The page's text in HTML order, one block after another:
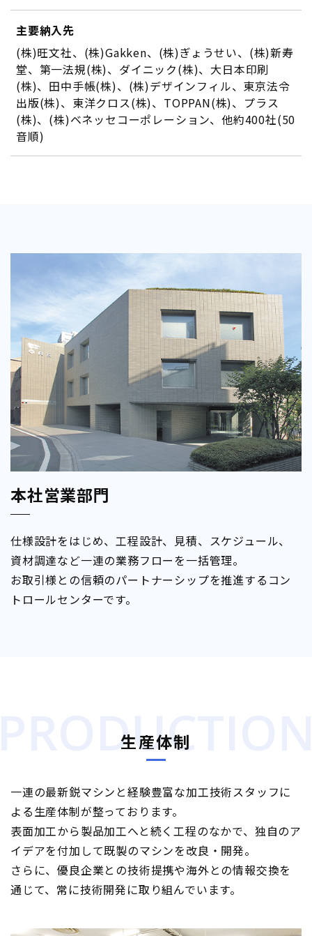
主要納入先
(株)旺文社、(株)Gakken、(株)ぎょうせい、(株)新寿
堂、第一法規(株)、ダイニック(株)、大日本印刷
(株)、田中手帳(株)、(株)デザインフィル、東京法令
出版(株)、東洋クロス(株)、TOPPAN(株)、プラス
(株)、(株)ベネッセコーポレーション、他約400社(50
音順)
本社営業部門
仕様設計をはじめ、工程設計、見積、スケジュール、
資材調達など一連の業務フローを一括管理。
お取引様との信頼のパートナーシップを推進するコン
トロールセンターです。
生産体制
一連の最新鋭マシンと経験豊富な加工技術スタッフに
よる生産体制が整っております。
表面加工から製品加工へと続く工程のなかで、独自のア
イデアを付加して既製のマシンを改良・開発。
さらに、優良企業との技術提携や海外との情報交換を
通じて、常に技術開発に取り組んでいます。